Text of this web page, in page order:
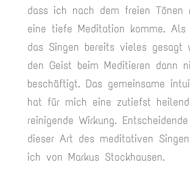
dass ich nach dem freien Tönen
eine tiefe Meditation komme. Als
das Singen bereits vieles gesagt
den Geist beim Meditieren dann
beschäftigt. Das gemeinsame
hat für mich eine zutiefst
reinigende Wirkung.
dieser Art des meditativen
ich von Markus Stockhausen.